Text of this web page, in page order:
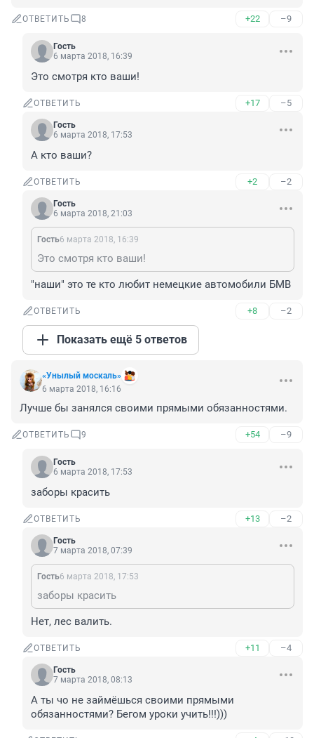
ОТВЕТИТЬ 8 +22 –9
Гость
6 марта 2018, 16:39
Это смотря кто ваши!
ОТВЕТИТЬ +17 –5
Гость
6 марта 2018, 17:53
А кто ваши?
ОТВЕТИТЬ +2 –2
Гость
6 марта 2018, 21:03
Гость6 марта 2018, 16:39
Это смотря кто ваши!
"наши" это те кто любит немецкие автомобили БМВ
ОТВЕТИТЬ +8 –2
Показать ещё 5 ответов
«Унылый москаль»
6 марта 2018, 16:16
Лучше бы занялся своими прямыми обязанностями.
ОТВЕТИТЬ 9 +54 –9
Гость
6 марта 2018, 17:53
заборы красить
ОТВЕТИТЬ +13 –2
Гость
7 марта 2018, 07:39
Гость6 марта 2018, 17:53
заборы красить
Нет, лес валить.
ОТВЕТИТЬ +11 –4
Гость
7 марта 2018, 08:13
А ты чо не займёшься своими прямыми
обязанностями? Бегом уроки учить!!!)))